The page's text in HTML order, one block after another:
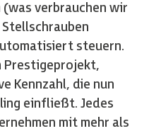
verbrauchen wir
steuern.
Prestigeprojekt,
Kennzahl, die nun
einfließt. Jedes
mit mehr als